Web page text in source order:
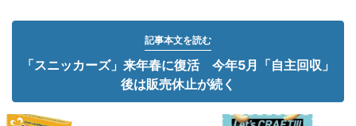
記事本文を読む
「スニッカーズ」来年春に復活 今年5月「自主回収」
後は販売休止が続く